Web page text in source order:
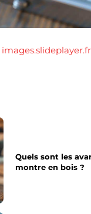
images.slideplayer.fr
Quels sont les
montre en bois ?